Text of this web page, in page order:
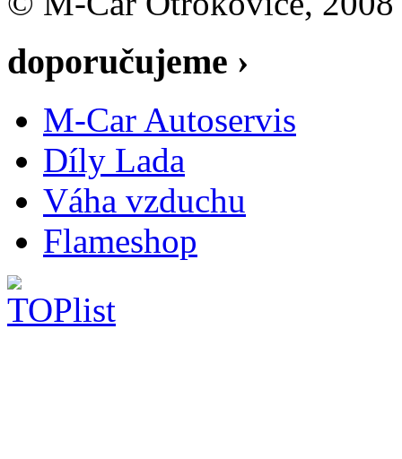
doporučujeme ›
M-Car Autoservis
Díly Lada
Váha vzduchu
Flameshop